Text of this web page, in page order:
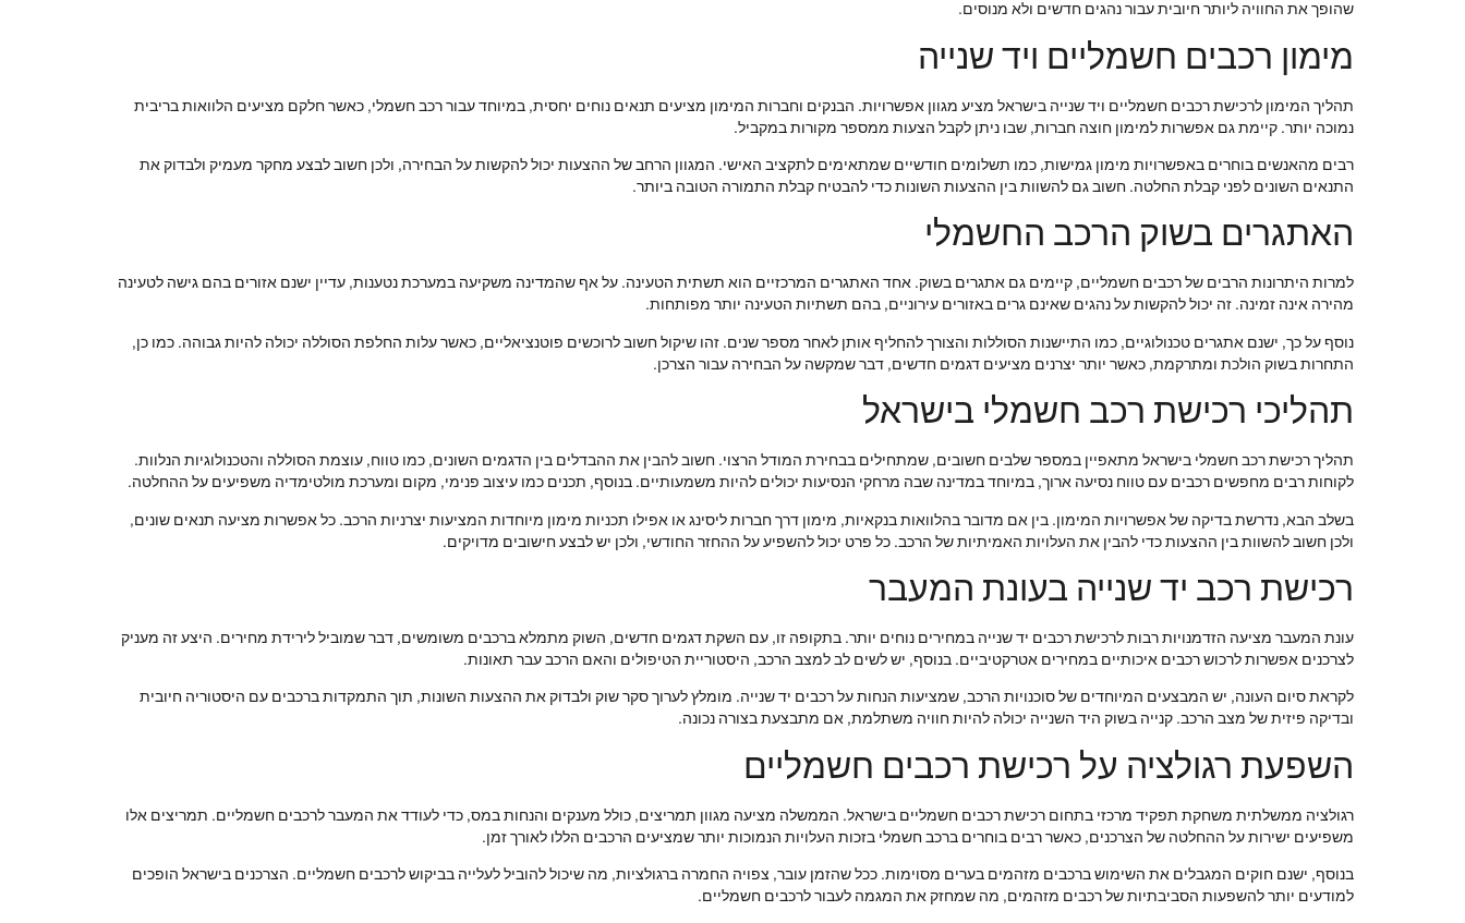
שהופך את החוויה ליותר חיובית עבור נהגים חדשים ולא מנוסים.
מימון רכבים חשמליים ויד שנייה
תהליך המימון לרכישת רכבים חשמליים ויד שנייה בישראל מציע מגוון אפשרויות. הבנקים וחברות המימון מציעים תנאים נוחים יחסית, במיוחד עבור רכב חשמלי, כאשר חלקם מציעים הלוואות בריבית
נמוכה יותר. קיימת גם אפשרות למימון חוצה חברות, שבו ניתן לקבל הצעות ממספר מקורות במקביל.
רבים מהאנשים בוחרים באפשרויות מימון גמישות, כמו תשלומים חודשיים שמתאימים לתקציב האישי. המגוון הרחב של ההצעות יכול להקשות על הבחירה, ולכן חשוב לבצע מחקר מעמיק ולבדוק את
התנאים השונים לפני קבלת החלטה. חשוב גם להשוות בין ההצעות השונות כדי להבטיח קבלת התמורה הטובה ביותר.
האתגרים בשוק הרכב החשמלי
למרות היתרונות הרבים של רכבים חשמליים, קיימים גם אתגרים בשוק. אחד האתגרים המרכזיים הוא תשתית הטעינה. על אף שהמדינה משקיעה במערכת נטענות, עדיין ישנם אזורים בהם גישה לטעינה
מהירה אינה זמינה. זה יכול להקשות על נהגים שאינם גרים באזורים עירוניים, בהם תשתיות הטעינה יותר מפותחות.
נוסף על כך, ישנם אתגרים טכנולוגיים, כמו התיישנות הסוללות והצורך להחליף אותן לאחר מספר שנים. זהו שיקול חשוב לרוכשים פוטנציאליים, כאשר עלות החלפת הסוללה יכולה להיות גבוהה. כמו כן,
התחרות בשוק הולכת ומתרקמת, כאשר יותר יצרנים מציעים דגמים חדשים, דבר שמקשה על הבחירה עבור הצרכן.
תהליכי רכישת רכב חשמלי בישראל
תהליך רכישת רכב חשמלי בישראל מתאפיין במספר שלבים חשובים, שמתחילים בבחירת המודל הרצוי. חשוב להבין את ההבדלים בין הדגמים השונים, כמו טווח, עוצמת הסוללה והטכנולוגיות הנלוות.
לקוחות רבים מחפשים רכבים עם טווח נסיעה ארוך, במיוחד במדינה שבה מרחקי הנסיעות יכולים להיות משמעותיים. בנוסף, תכנים כמו עיצוב פנימי, מקום ומערכת מולטימדיה משפיעים על ההחלטה.
בשלב הבא, נדרשת בדיקה של אפשרויות המימון. בין אם מדובר בהלוואות בנקאיות, מימון דרך חברות ליסינג או אפילו תכניות מימון מיוחדות המציעות יצרניות הרכב. כל אפשרות מציעה תנאים שונים,
ולכן חשוב להשוות בין ההצעות כדי להבין את העלויות האמיתיות של הרכב. כל פרט יכול להשפיע על ההחזר החודשי, ולכן יש לבצע חישובים מדויקים.
רכישת רכב יד שנייה בעונת המעבר
עונת המעבר מציעה הזדמנויות רבות לרכישת רכבים יד שנייה במחירים נוחים יותר. בתקופה זו, עם השקת דגמים חדשים, השוק מתמלא ברכבים משומשים, דבר שמוביל לירידת מחירים. היצע זה מעניק
לצרכנים אפשרות לרכוש רכבים איכותיים במחירים אטרקטיביים. בנוסף, יש לשים לב למצב הרכב, היסטוריית הטיפולים והאם הרכב עבר תאונות.
לקראת סיום העונה, יש המבצעים המיוחדים של סוכנויות הרכב, שמציעות הנחות על רכבים יד שנייה. מומלץ לערוך סקר שוק ולבדוק את ההצעות השונות, תוך התמקדות ברכבים עם היסטוריה חיובית
ובדיקה פיזית של מצב הרכב. קנייה בשוק היד השנייה יכולה להיות חוויה משתלמת, אם מתבצעת בצורה נכונה.
השפעת רגולציה על רכישת רכבים חשמליים
רגולציה ממשלתית משחקת תפקיד מרכזי בתחום רכישת רכבים חשמליים בישראל. הממשלה מציעה מגוון תמריצים, כולל מענקים והנחות במס, כדי לעודד את המעבר לרכבים חשמליים. תמריצים אלו
משפיעים ישירות על ההחלטה של הצרכנים, כאשר רבים בוחרים ברכב חשמלי בזכות העלויות הנמוכות יותר שמציעים הרכבים הללו לאורך זמן.
בנוסף, ישנם חוקים המגבלים את השימוש ברכבים מזהמים בערים מסוימות. ככל שהזמן עובר, צפויה החמרה ברגולציות, מה שיכול להוביל לעלייה בביקוש לרכבים חשמליים. הצרכנים בישראל הופכים
למודעים יותר להשפעות הסביבתיות של רכבים מזהמים, מה שמחזק את המגמה לעבור לרכבים חשמליים.